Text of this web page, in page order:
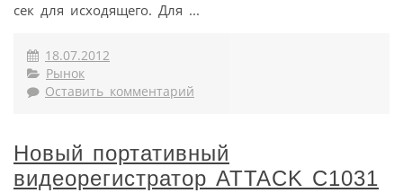
сек для исходящего. Для ...
18.07.2012
Рынок
Оставить комментарий
Новый портативный
видеорегистратор ATTACK C1031